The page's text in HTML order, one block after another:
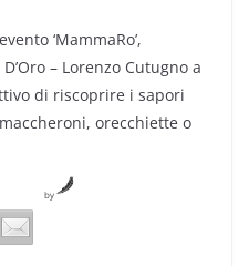
‘MammaRo’,
– Lorenzo Cutugno a
di riscoprire i sapori
orecchiette o
by